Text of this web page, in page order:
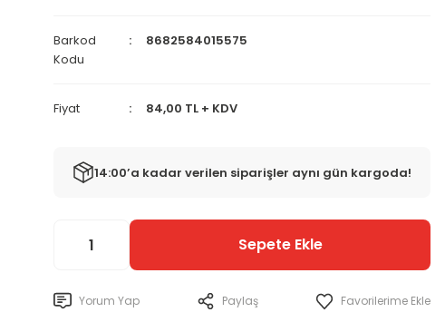
Barkod
Kodu
8682584015575
Fiyat 84,00 TL + KDV
14:00’a kadar verilen siparişler aynı gün kargoda!
Sepete Ekle
Yorum Yap Paylaş